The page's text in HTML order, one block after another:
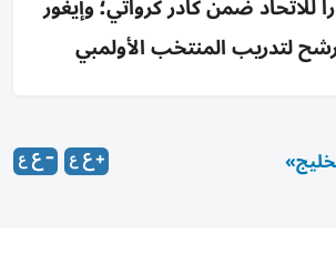
لتدريب المنتخب الأولمبي